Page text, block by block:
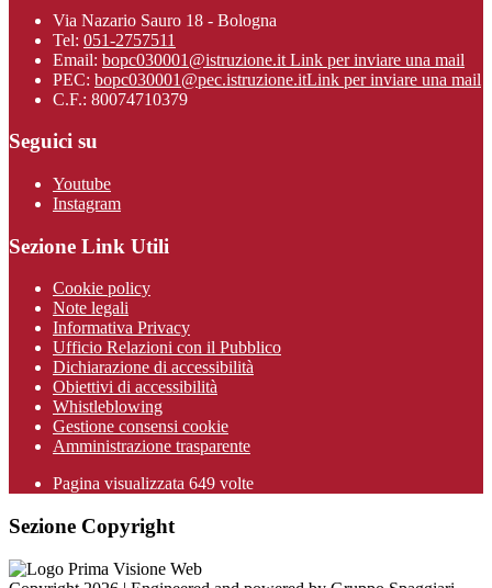
Via Nazario Sauro 18 - Bologna
Tel: 051-2757511
Email: bopc030001@istruzione.it Link per inviare una mail
PEC: bopc030001@pec.istruzione.itLink per inviare una mail
C.F.: 80074710379
Seguici su
Youtube
Instagram
Sezione Link Utili
Cookie policy
Note legali
Informativa Privacy
Ufficio Relazioni con il Pubblico
Dichiarazione di accessibilità
Obiettivi di accessibilità
Whistleblowing
Gestione consensi cookie
Amministrazione trasparente
Pagina visualizzata 649 volte
Sezione Copyright